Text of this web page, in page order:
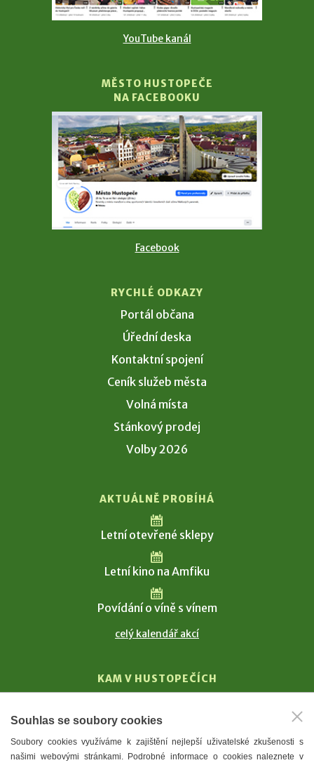
YouTube kanál
MĚSTO HUSTOPEČE
NA FACEBOOKU
Facebook
RYCHLÉ ODKAZY
Portál občana
Úřední deska
Kontaktní spojení
Ceník služeb města
Volná místa
Stánkový prodej
Volby 2026
AKTUÁLNĚ PROBÍHÁ
Letní otevřené sklepy
Letní kino na Amfiku
Povídání o víně s vínem
celý kalendář akcí
KAM V HUSTOPEČÍCH
T. G. Masaryk
Mandloně
Souhlas se soubory cookies
Soubory cookies využíváme k zajištění nejlepší uživatelské zkušenosti s
našimi webovými stránkami. Podrobné informace o cookies naleznete v